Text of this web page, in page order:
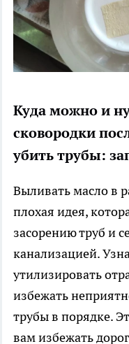
Куда можно и
сковородки
убить трубы:
Выливать масло в
плохая идея,
засорению труб и
канализацией.
утилизировать
избежать
трубы в порядке.
вам избежать